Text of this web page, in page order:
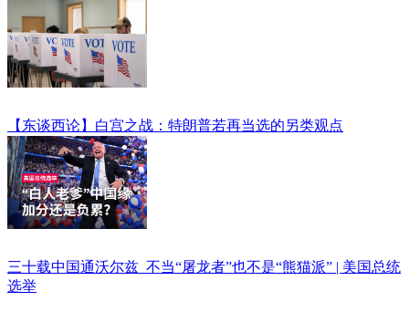
【东谈西论】白宫之战：特朗普若再当选的另类观点
三十载中国通沃尔兹 不当“屠龙者”也不是“熊猫派” | 美国总统
选举